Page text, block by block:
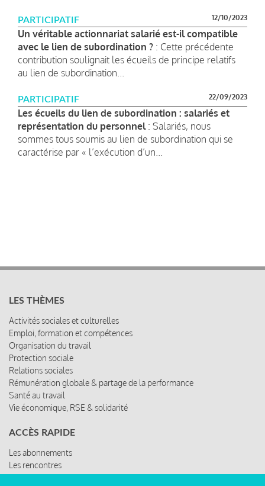
PARTICIPATIF 12/10/2023
Un véritable actionnariat salarié est-il compatible
avec le lien de subordination ? : Cette précédente
contribution soulignait les écueils de principe relatifs
au lien de subordination...
PARTICIPATIF 22/09/2023
Les écueils du lien de subordination : salariés et
représentation du personnel : Salariés, nous
sommes tous soumis au lien de subordination qui se
caractérise par « l’exécution d’un...
LES THÈMES
Activités sociales et culturelles
Emploi, formation et compétences
Organisation du travail
Protection sociale
Relations sociales
Rémunération globale & partage de la performance
Santé au travail
Vie économique, RSE & solidarité
ACCÈS RAPIDE
Les abonnements
Les rencontres
Les ressources